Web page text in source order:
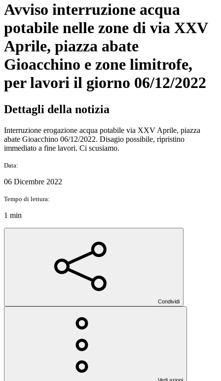
Avviso interruzione acqua
potabile nelle zone di via XXV
Aprile, piazza abate
Gioacchino e zone limitrofe,
per lavori il giorno 06/12/2022
Dettagli della notizia
Interruzione erogazione acqua potabile via XXV Aprile, piazza
abate Gioacchino 06/12/2022. Disagio possibile, ripristino
immediato a fine lavori. Ci scusiamo.
Data:
06 Dicembre 2022
Tempo di lettura:
1 min
Condividi
Vedi azioni